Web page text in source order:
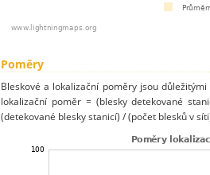
Poměry
Bleskové a lokalizační poměry jsou
lokalizační poměr = (blesky detekované
(detekované blesky stanicí) / (počet blesků v